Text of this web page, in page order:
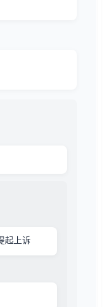
起上诉